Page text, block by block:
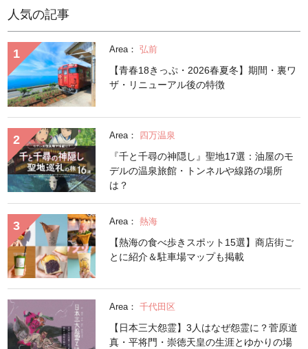
人気の記事
Area： 弘前
【青春18きっぷ・2026春夏冬】期間・裏ワ
ザ・リニューアル後の特徴
Area： 四万温泉
『千と千尋の神隠し』聖地17選：油屋のモ
デルの温泉旅館・トンネルや線路の場所
は？
Area： 熱海
【熱海の食べ歩きスポット15選】商店街ご
とに紹介＆駐車場マップも掲載
Area： 千代田区
【日本三大怨霊】3人はなぜ怨霊に？菅原道
真・平将門・崇徳天皇の生涯とゆかりの場